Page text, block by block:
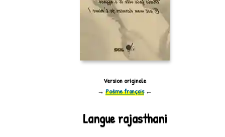
Version originale
→ Poème français←
Langue rajasthani